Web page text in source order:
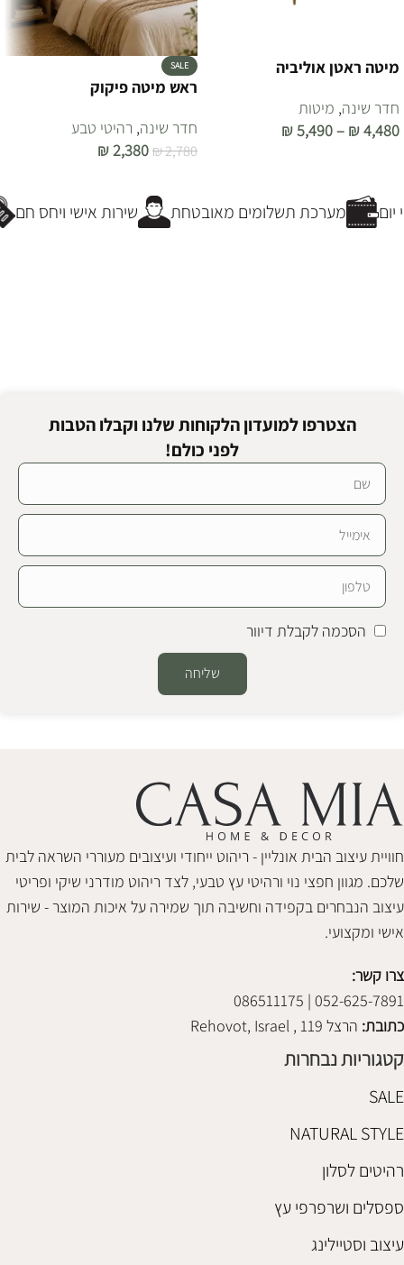
מיטה ראטן אוליביה
חדר שינה, מיטות
₪4,480
–
₪5,490
SALE
ראש מיטה פיקוק
חדר שינה, רהיטי טבע
₪2,780
₪2,380
שירות אישי ויחס חם מערכת תשלומים מאובטחת
הצטרפו למועדון הלקוחות שלנו וקבלו הטבות
לפני כולם!
הסכמה לקבלת דיוור
שליחה
חוויית עיצוב הבית אונליין - ריהוט ייחודי ועיצובים מעוררי השראה לבית
שלכם. מגוון חפצי נוי ורהיטי עץ טבעי, לצד ריהוט מודרני שיקי ופריטי
עיצוב הנבחרים בקפידה וחשיבה תוך שמירה על איכות המוצר - שירות
אישי ומקצועי.
צרו קשר:
052-625-7891 | 086511175
כתובת: הרצל 119 , Rehovot, Israel
קטגוריות נבחרות
SALE
NATURAL STYLE
רהיטים לסלון
ספסלים ושרפרפי עץ
עיצוב וסטיילינג